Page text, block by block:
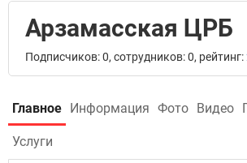
Арзамасская ЦРБ
Подписчиков: 0, сотрудников: 0, рейтинг:
Главное Информация Фото Видео
Услуги